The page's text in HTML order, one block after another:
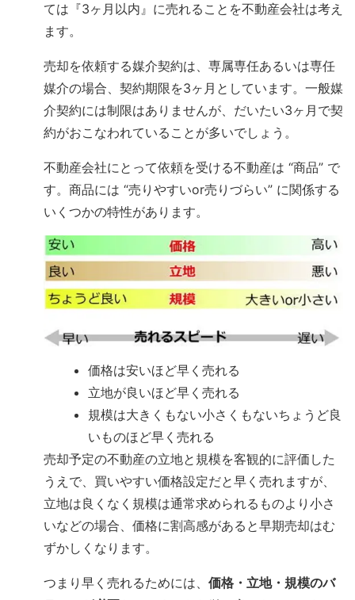
ては『3ヶ月以内』に売れることを不動産会社は考え
ます。
売却を依頼する媒介契約は、専属専任あるいは専任
媒介の場合、契約期限を3ヶ月としています。一般媒
介契約には制限はありませんが、だいたい3ヶ月で契
約がおこなわれていることが多いでしょう。
不動産会社にとって依頼を受ける不動産は “商品” で
す。商品には “売りやすいor売りづらい” に関係する
いくつかの特性があります。
価格は安いほど早く売れる
立地が良いほど早く売れる
規模は大きくもない小さくもないちょうど良
いものほど早く売れる
売却予定の不動産の立地と規模を客観的に評価した
うえで、買いやすい価格設定だと早く売れますが、
立地は良くなく規模は通常求められるものより小さ
いなどの場合、価格に割高感があると早期売却はむ
ずかしくなります。
つまり早く売れるためには、 価格・立地・規模のバ